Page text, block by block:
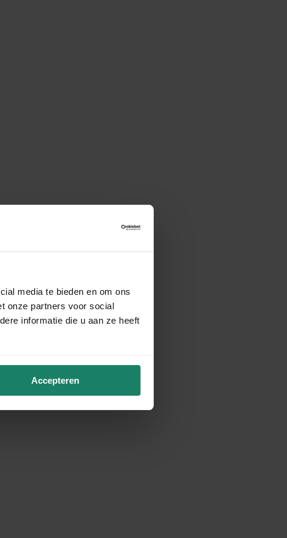
media te bieden en om ons
onze partners voor social
informatie die u aan ze heeft
Accepteren